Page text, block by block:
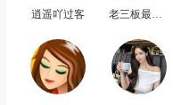
逍遥吖过客 老三板最安全